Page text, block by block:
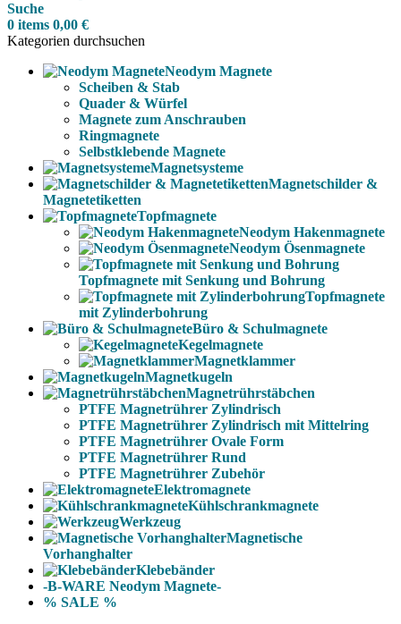
Suche
0 items 0,00 €
Kategorien durchsuchen
Neodym Magnete
Scheiben & Stab
Quader & Würfel
Magnete zum Anschrauben
Ringmagnete
Selbstklebende Magnete
Magnetsysteme
Magnetschilder &
Magnetetiketten
Topfmagnete
Neodym Hakenmagnete
Neodym Ösenmagnete
Topfmagnete mit Senkung und Bohrung
Topfmagnete
mit Zylinderbohrung
Büro & Schulmagnete
Kegelmagnete
Magnetklammer
Magnetkugeln
Magnetrührstäbchen
PTFE Magnetrührer Zylindrisch
PTFE Magnetrührer Zylindrisch mit Mittelring
PTFE Magnetrührer Ovale Form
PTFE Magnetrührer Rund
PTFE Magnetrührer Zubehör
Elektromagnete
Kühlschrankmagnete
Werkzeug
Magnetische
Vorhanghalter
Klebebänder
-B-WARE Neodym Magnete-
% SALE %